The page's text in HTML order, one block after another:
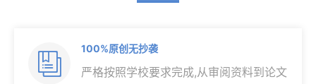

100%原创无抄袭
严格按照学校要求完成,从审阅资料到论文